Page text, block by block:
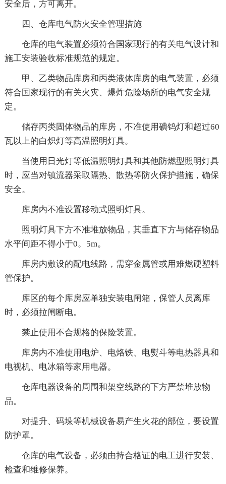
安全后，方可离开。
四、仓库电气防火安全管理措施
仓库的电气装置必须符合国家现行的有关电气设计和
施工安装验收标准规范的规定。
甲、乙类物品库房和丙类液体库房的电气装置，必须
符合国家现行的有关火灾、爆炸危险场所的电气安全规
定。
储存丙类固体物品的库房，不准使用碘钨灯和超过60
瓦以上的白炽灯等高温照明灯具。
当使用日光灯等低温照明灯具和其他防燃型照明灯具
时，应当对镇流器采取隔热、散热等防火保护措施，确保
安全。
库房内不准设置移动式照明灯具。
照明灯具下方不准堆放物品，其垂直下方与储存物品
水平间距不得小于0。5m。
库房内敷设的配电线路，需穿金属管或用难燃硬塑料
管保护。
库区的每个库房应单独安装电闸箱，保管人员离库
时，必须拉闸断电。
禁止使用不合规格的保险装置。
库房内不准使用电炉、电烙铁、电熨斗等电热器具和
电视机、电冰箱等家用电器。
仓库电器设备的周围和架空线路的下方严禁堆放物
品。
对提升、码垛等机械设备易产生火花的部位，要设置
防护罩。
仓库的电气设备，必须由持合格证的电工进行安装、
检查和维修保养。